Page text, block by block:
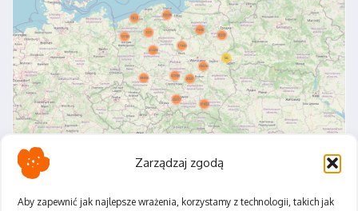
Zarządzaj zgodą
Aby zapewnić jak najlepsze wrażenia, korzystamy z technologii, takich jak